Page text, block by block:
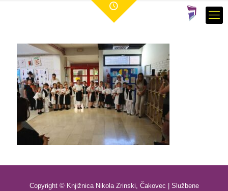
Copyright © Knjižnica Nikola Zrinski, Čakovec | Službene